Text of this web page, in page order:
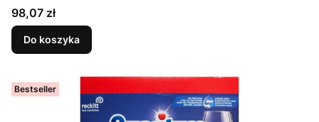
Cena
98,07 zł
Do koszyka
Bestseller